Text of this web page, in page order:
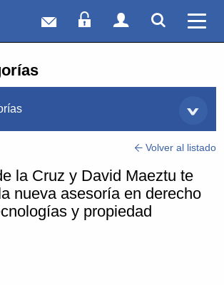
Correo webAcceso Socios
Acceso
Volver al listado
la Cruz y David Maeztu te
nueva asesoría en derecho
y propiedad